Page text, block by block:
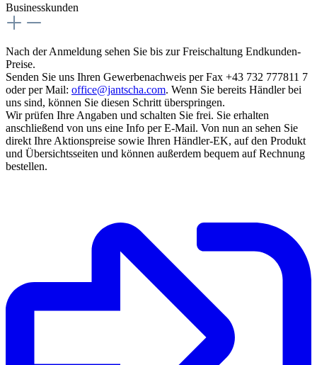
Businesskunden
Nach der Anmeldung sehen Sie bis zur Freischaltung Endkunden-
Preise.
Senden Sie uns Ihren Gewerbenachweis per Fax +43 732 777811 7
oder per Mail: office@jantscha.com. Wenn Sie bereits Händler bei
uns sind, können Sie diesen Schritt überspringen.
Wir prüfen Ihre Angaben und schalten Sie frei. Sie erhalten
anschließend von uns eine Info per E-Mail. Von nun an sehen Sie
direkt Ihre Aktionspreise sowie Ihren Händler-EK, auf den Produkt
und Übersichtsseiten und können außerdem bequem auf Rechnung
bestellen.